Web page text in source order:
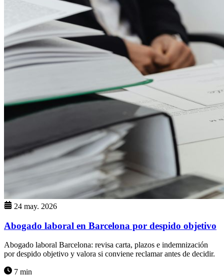
24 may. 2026
Abogado laboral en Barcelona por despido objetivo
Abogado laboral Barcelona: revisa carta, plazos e indemnización
por despido objetivo y valora si conviene reclamar antes de decidir.
7 min